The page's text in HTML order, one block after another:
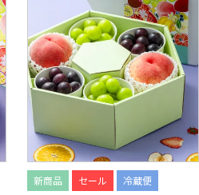
新商品 セール 冷蔵便